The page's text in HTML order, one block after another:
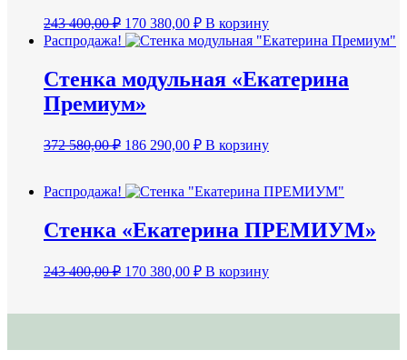
243 400,00₽ Первоначальная
цена
составляла
400,00 ₽.
170 380,00 ₽Текущая
цена:
170
380,00 ₽.
В корзину
Распродажа!
Стенка модульная «Екатерина
Премиум»
372 580,00₽ Первоначальная
372
186 290,00 ₽Текущая
цена:
290,00 ₽.
В корзину
Распродажа!
Стенка «Екатерина ПРЕМИУМ»
243 400,00₽ Первоначальная
243
170 380,00 ₽Текущая
цена:
В корзину